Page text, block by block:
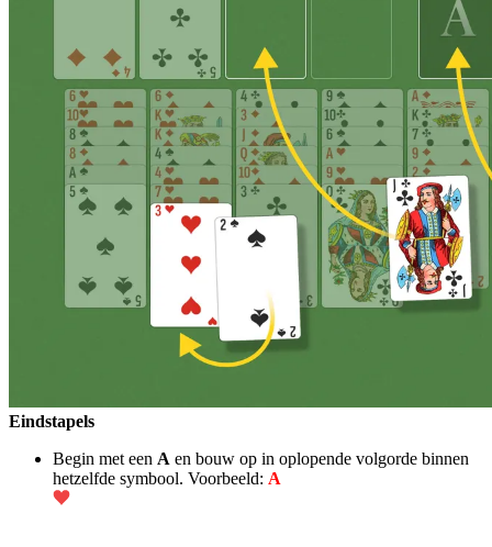
Eindstapels
Begin met een A en bouw op in oplopende volgorde binnen
hetzelfde symbool. Voorbeeld: A